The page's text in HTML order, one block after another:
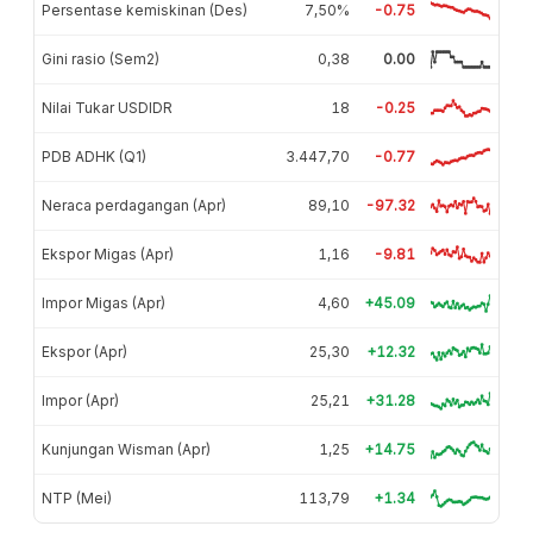
Persentase kemiskinan (Des) 7,50% -0.75
Gini rasio (Sem2) 0,38 0.00
Nilai Tukar USDIDR 18 -0.25
PDB ADHK (Q1) 3.447,70 -0.77
Neraca perdagangan (Apr) 89,10 -97.32
Ekspor Migas (Apr) 1,16 -9.81
Impor Migas (Apr) 4,60 +45.09
Ekspor (Apr) 25,30 +12.32
Impor (Apr) 25,21 +31.28
Kunjungan Wisman (Apr) 1,25 +14.75
NTP (Mei) 113,79 +1.34